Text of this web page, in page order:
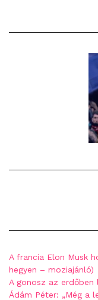
A francia Elon Musk
hegyen – moziajánló)
A gonosz az
Ádám Péter: „Még a